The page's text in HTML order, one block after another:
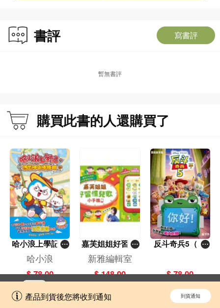
產品到貨後您將收到通知 到貨通知
書評 寫書評
暫無書評
購買此書的人還購買了
哈小浪上學記(1
3)——逃出神奇
博物館
哈小浪
$ 78.00
嘉芙姐姐好習慣
兒歌小手機
新雅編輯室
$ 148.00
反斗奇兵5（圖
$ 78.00
擁抱更全面的購物和文化體驗。
開啟